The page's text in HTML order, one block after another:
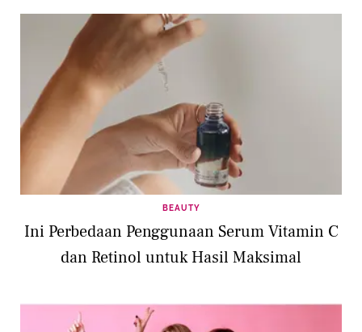
BEAUTY
Ini Perbedaan Penggunaan Serum Vitamin C
dan Retinol untuk Hasil Maksimal